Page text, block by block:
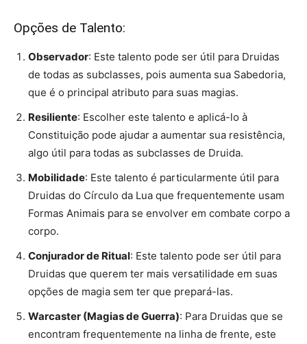
Opções de Talento:
Observador: Este talento pode ser útil para Druidas
de todas as subclasses, pois aumenta sua Sabedoria,
que é o principal atributo para suas magias.
Resiliente: Escolher este talento e aplicá-lo à
Constituição pode ajudar a aumentar sua resistência,
algo útil para todas as subclasses de Druida.
Mobilidade: Este talento é particularmente útil para
Druidas do Círculo da Lua que frequentemente usam
Formas Animais para se envolver em combate corpo a
corpo.
Conjurador de Ritual: Este talento pode ser útil para
Druidas que querem ter mais versatilidade em suas
opções de magia sem ter que prepará-las.
Warcaster (Magias de Guerra): Para Druidas que se
encontram frequentemente na linha de frente, este